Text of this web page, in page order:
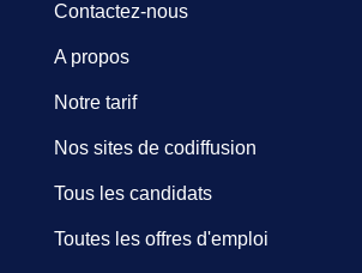
Contactez-nous
A propos
Notre tarif
Nos sites de codiffusion
Tous les candidats
Toutes les offres d'emploi